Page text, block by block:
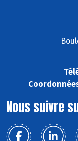
Nous suivre